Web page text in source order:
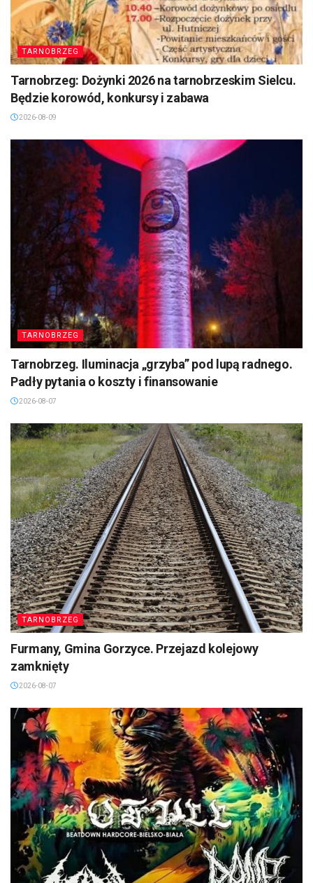
TARNOBRZEG
Tarnobrzeg: Dożynki 2026 na tarnobrzeskim Sielcu.
Będzie korowód, konkursy i zabawa
2026-08-09
TARNOBRZEG
Tarnobrzeg. Iluminacja „grzyba” pod lupą radnego.
Padły pytania o koszty i finansowanie
2026-08-07
TARNOBRZEG
Furmany, Gmina Gorzyce. Przejazd kolejowy
zamknięty
2026-08-07